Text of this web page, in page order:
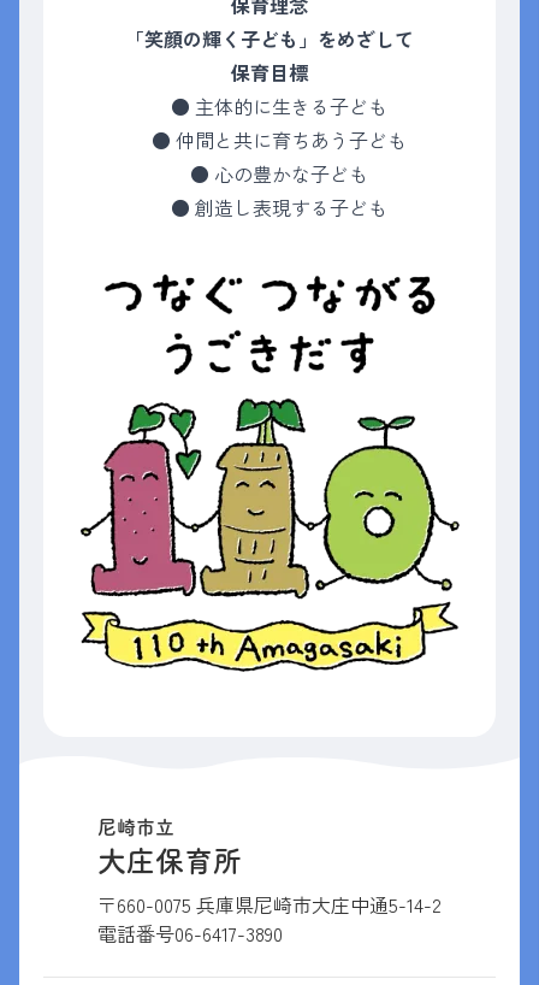
「笑顔の輝く子ども」をめざして
保育目標
● 主体的に生きる子ども
● 仲間と共に育ちあう子ども
● 心の豊かな子ども
● 創造し表現する子ども
尼崎市立
大庄保育所
〒660-0075 兵庫県尼崎市大庄中通5-14-2
電話番号06-6417-3890